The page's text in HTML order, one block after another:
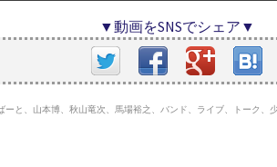
▼動画をSNSでシェア▼
ーと、山本博、秋山竜次、馬場裕之、バンド、ライブ、トーク